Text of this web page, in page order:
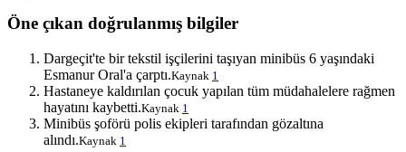
Öne çıkan doğrulanmış bilgiler
Dargeçit'te bir tekstil işçilerini taşıyan minibüs 6 yaşındaki
Esmanur Oral'a çarptı.Kaynak 1
Hastaneye kaldırılan çocuk yapılan tüm müdahalelere rağmen
hayatını kaybetti.Kaynak 1
Minibüs şoförü polis ekipleri tarafından gözaltına
alındı.Kaynak 1